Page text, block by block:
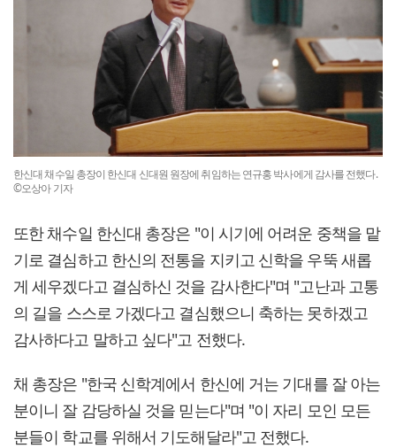
한신대 채수일 총장이 한신대 신대원 원장에 취임하는 연규홍 박사에게 감사를 전했다.
©오상아 기자
또한 채수일 한신대 총장은 "이 시기에 어려운 중책을 맡
기로 결심하고 한신의 전통을 지키고 신학을 우뚝 새롭
게 세우겠다고 결심하신 것을 감사한다"며 "고난과 고통
의 길을 스스로 가겠다고 결심했으니 축하는 못하겠고
감사하다고 말하고 싶다"고 전했다.
채 총장은 "한국 신학계에서 한신에 거는 기대를 잘 아는
분이니 잘 감당하실 것을 믿는다"며 "이 자리 모인 모든
분들이 학교를 위해서 기도해달라"고 전했다.